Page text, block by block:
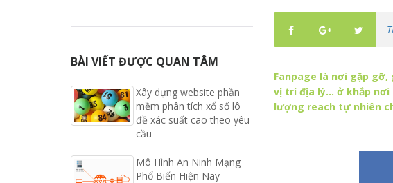
Fanpage là nơi gặp
vị trí địa lý… ở khắp nơi
lượng reach tự nhiên
BÀI VIẾT ĐƯỢC QUAN TÂM
Xây dựng website phần
mềm phân tích xổ số lô
đề xác suất cao theo yêu
cầu
Mô Hình An Ninh Mạng
Phổ Biến Hiện Nay